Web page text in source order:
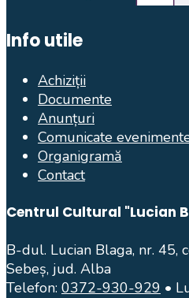
Info utile
Achiziții
Documente
Anunțuri
Comunicate
Organigramă
Contact
Centrul Cultural "Lucian
B-dul. Lucian Blaga, nr. 45,
Sebeș, jud. Alba
Telefon: 0372-930-929 •